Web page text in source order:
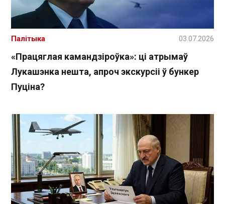
«Працяглая камандзіроўка»: ці атрымаў
Лукашэнка нешта, апроч экскурсіі ў бункер
Пуціна?
Палітыка 03.07.2026